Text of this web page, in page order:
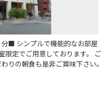
■ シンプルで機能的なお部屋
限定でご用意しております。 ご
りの朝食も是非ご賞味下さい。